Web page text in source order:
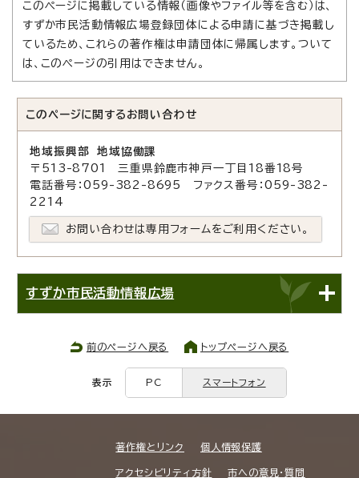
このページに掲載している情報（画像やファイル等を含む）は、
すずか市民活動情報広場登録団体による申請に基づき掲載し
ているため、これらの著作権は申請団体に帰属します。ついて
は、このページの引用はできません。
このページに関する お問い合わせ
地域振興部 地域協働課
〒513-8701 三重県鈴鹿市神戸一丁目18番18号
電話番号：059-382-8695 ファクス番号：059-382-
2214
お問い合わせは専用フォームをご利用ください。
すずか市民活動情報広場
前のページへ戻る トップページへ戻る
表示 PC スマートフォン
著作権とリンク 個人情報保護
アクセシビリティ方針 市への意見・質問